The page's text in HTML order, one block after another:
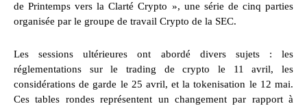
de Printemps vers la Clarté Crypto », une série de cinq parties
organisée par le groupe de travail Crypto de la SEC.
Les sessions ultérieures ont abordé divers sujets : les
réglementations sur le trading de crypto le 11 avril, les
considérations de garde le 25 avril, et la tokenisation le 12 mai.
Ces tables rondes représentent un changement par rapport à